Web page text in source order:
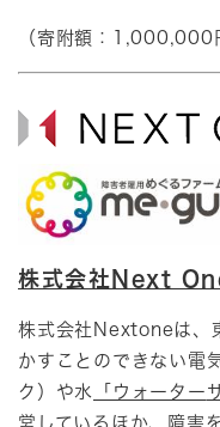
（寄附額：1,000,000
株式会社Next
株式会社Nextoneは、
かすことのできない電
ク）や水
「ウォーター
営しているほか、障害